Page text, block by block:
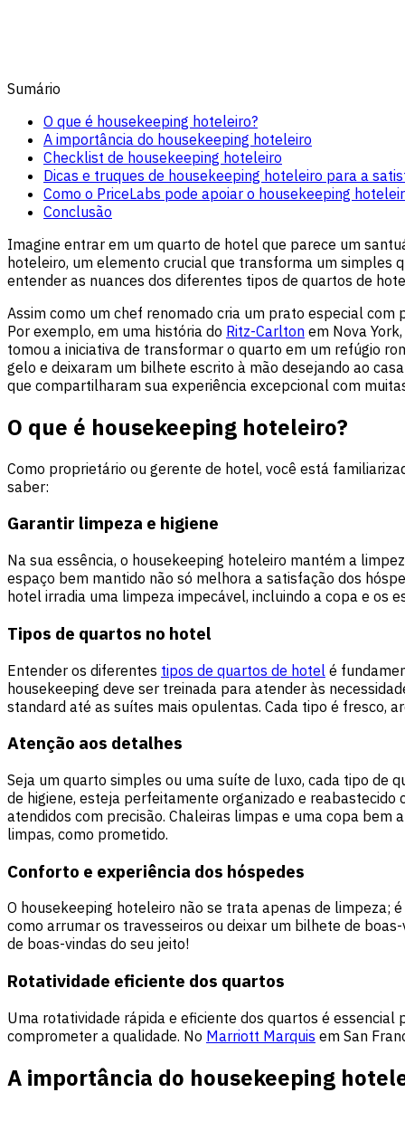
Sumário
O que é housekeeping hoteleiro?
A importância do housekeeping hoteleiro
Checklist de housekeeping hoteleiro
Dicas e truques de housekeeping hoteleiro para a
Como o PriceLabs pode apoiar o housekeeping
Conclusão
Imagine entrar em um quarto de hotel que parece um
hoteleiro, um elemento crucial que transforma um simples
entender as nuances dos diferentes tipos de quartos de
Assim como um chef renomado cria um prato especial
Por exemplo, em uma história do Ritz-Carlton em Nova
tomou a iniciativa de transformar o quarto em um refúgio
gelo e deixaram um bilhete escrito à mão desejando ao
que compartilharam sua experiência excepcional com
O que é housekeeping hoteleiro?
Como proprietário ou gerente de hotel, você está
saber:
Garantir limpeza e higiene
Na sua essência, o housekeeping hoteleiro mantém a
espaço bem mantido não só melhora a satisfação dos
hotel irradia uma limpeza impecável, incluindo a copa e os
Tipos de quartos no hotel
Entender os diferentes tipos de quartos de hotel é
housekeeping deve ser treinada para atender às
standard até as suítes mais opulentas. Cada tipo é fresco,
Atenção aos detalhes
Seja um quarto simples ou uma suíte de luxo, cada tipo de
de higiene, esteja perfeitamente organizado e reabastecido
atendidos com precisão. Chaleiras limpas e uma copa bem
limpas, como prometido.
Conforto e experiência dos hóspedes
O housekeeping hoteleiro não se trata apenas de limpeza;
como arrumar os travesseiros ou deixar um bilhete de
de boas-vindas do seu jeito!
Rotatividade eficiente dos quartos
Uma rotatividade rápida e eficiente dos quartos é
comprometer a qualidade. No Marriott Marquis em San
A importância do housekeeping